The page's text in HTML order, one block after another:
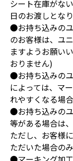
シート在庫がな
日のお渡しとな
●お持ち込みの
のお客様は、ユ
ますようお願い
おりません)
●お持ち込みの
によっては、マ
れやすくなる場
●お持ち込みの
等がある場合は
ただし、お客様
ただいた場合の